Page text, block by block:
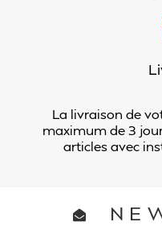
La livraison de
maximum de 3
articles avec